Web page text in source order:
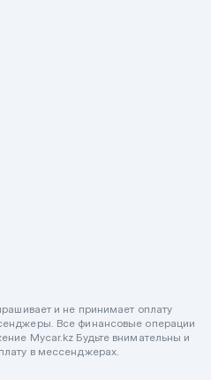
и не принимает оплату
Все финансовые операции
Mycar.kz Будьте внимательны и
в мессенджерах.